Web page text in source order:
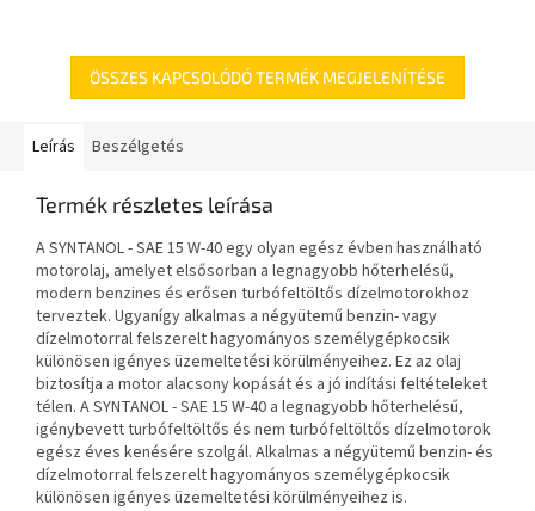
ÖSSZES KAPCSOLÓDÓ TERMÉK MEGJELENÍTÉSE
Leírás Beszélgetés
Termék részletes leírása
A SYNTANOL - SAE 15 W-40 egy olyan egész évben használható
motorolaj, amelyet elsősorban a legnagyobb hőterhelésű,
modern benzines és erősen turbófeltöltős dízelmotorokhoz
terveztek. Ugyanígy alkalmas a négyütemű benzin- vagy
dízelmotorral felszerelt hagyományos személygépkocsik
különösen igényes üzemeltetési körülményeihez. Ez az olaj
biztosítja a motor alacsony kopását és a jó indítási feltételeket
télen. A SYNTANOL - SAE 15 W-40 a legnagyobb hőterhelésű,
igénybevett turbófeltöltős és nem turbófeltöltős dízelmotorok
egész éves kenésére szolgál. Alkalmas a négyütemű benzin- és
dízelmotorral felszerelt hagyományos személygépkocsik
különösen igényes üzemeltetési körülményeihez is.